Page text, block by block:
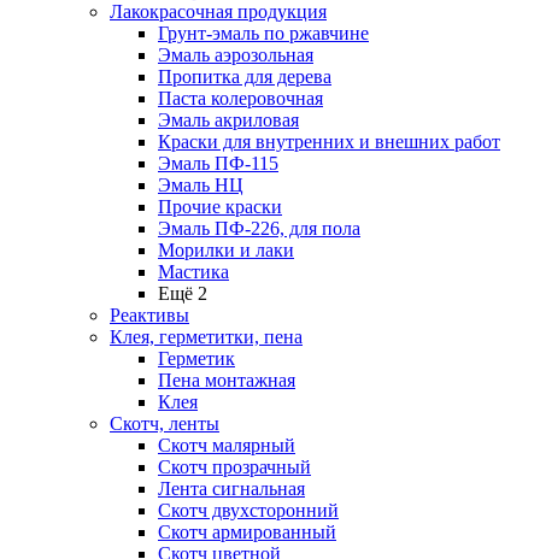
Лакокрасочная продукция
Грунт-эмаль по ржавчине
Эмаль аэрозольная
Пропитка для дерева
Паста колеровочная
Эмаль акриловая
Краски для внутренних и внешних работ
Эмаль ПФ-115
Эмаль НЦ
Прочие краски
Эмаль ПФ-226, для пола
Морилки и лаки
Мастика
Ещё 2
Реактивы
Клея, герметитки, пена
Герметик
Пена монтажная
Клея
Скотч, ленты
Скотч малярный
Скотч прозрачный
Лента сигнальная
Скотч двухсторонний
Скотч армированный
Скотч цветной